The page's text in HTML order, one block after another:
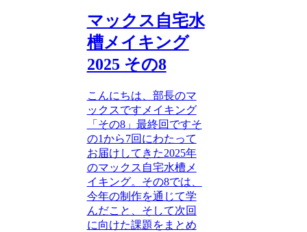
マックス自宅水
槽メイキング
2025 その8
こんにちは、部長のマ
ックスですメイキング
「その8」最終回ですそ
の1から7回にわたって
お届けしてきた2025年
のマックス自宅水槽メ
イキング。その8では、
今年の制作を通じて学
んだこと、そして次回
に向けた課題をまとめ